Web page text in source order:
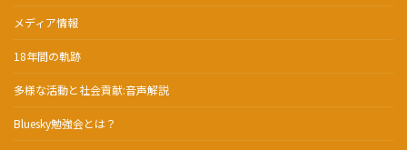
メディア情報
18年間の軌跡
多様な活動と社会貢献:音声解説
Bluesky勉強会とは？